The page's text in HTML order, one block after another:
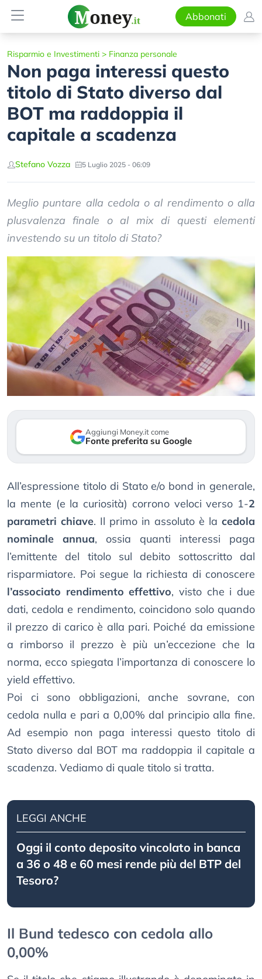
Abbonati
Risparmio e Investimenti > Finanza personale
Non paga interessi questo
titolo di Stato diverso dal
BOT ma raddoppia il
capitale a scadenza
Stefano Vozza 5 Luglio 2025 - 06:09
Meglio puntare alla cedola o al rendimento o alla
plusvalenza finale o al mix di questi elementi
investendo su un titolo di Stato?
Aggiungi Money.it come
Fonte preferita su Google
All’espressione titolo di Stato e/o bond in generale,
la mente (e la curiosità) corrono veloci verso 1-2
parametri chiave. Il primo in assoluto è la cedola
nominale annua, ossia quanti interessi paga
l’emittente del titolo sul debito sottoscritto dal
risparmiatore. Poi segue la richiesta di conoscere
l’associato rendimento effettivo, visto che i due
dati, cedola e rendimento, coincidono solo quando
il prezzo di carico è alla pari. Poiché da emissione
a rimborso il prezzo è più un’eccezione che la
norma, ecco spiegata l’importanza di conoscere lo
yield effettivo.
Poi ci sono obbligazioni, anche sovrane, con
cedola nulla e pari a 0,00% dal principio alla fine.
Ad esempio non paga interessi questo titolo di
Stato diverso dal BOT ma raddoppia il capitale a
scadenza. Vediamo di quale titolo si tratta.
LEGGI ANCHE
Oggi il conto deposito vincolato in banca
a 36 o 48 e 60 mesi rende più del BTP del
Tesoro?
Il Bund tedesco con cedola allo
0,00%